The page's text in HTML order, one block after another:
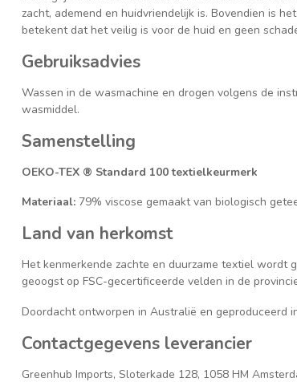
zacht, ademend en huidvriendelijk is. Bovendien is
betekent dat het veilig is voor de huid en geen
Gebruiksadvies
Wassen in de wasmachine en drogen volgens de
wasmiddel.
Samenstelling
OEKO-TEX ® Standard 100 textielkeurmerk
Materiaal: 79% viscose gemaakt van biologisch
Land van herkomst
Het kenmerkende zachte en duurzame textiel wordt
geoogst op FSC-gecertificeerde velden in de
Doordacht ontworpen in Australië en geproduceerd
Contactgegevens leverancier
Greenhub Imports, Sloterkade 128, 1058 HM